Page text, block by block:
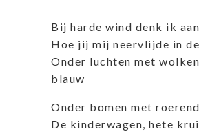
Bij harde wind denk ik
Hoe jij mij neervlijde in
Onder luchten met
blauw
Onder bomen met
De kinderwagen, hete